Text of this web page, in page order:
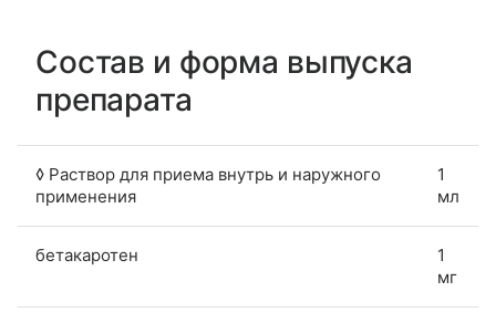
Состав и форма выпуска
препарата
◊ Раствор для приема внутрь и наружного
применения
1
мл
бетакаротен
1
мг